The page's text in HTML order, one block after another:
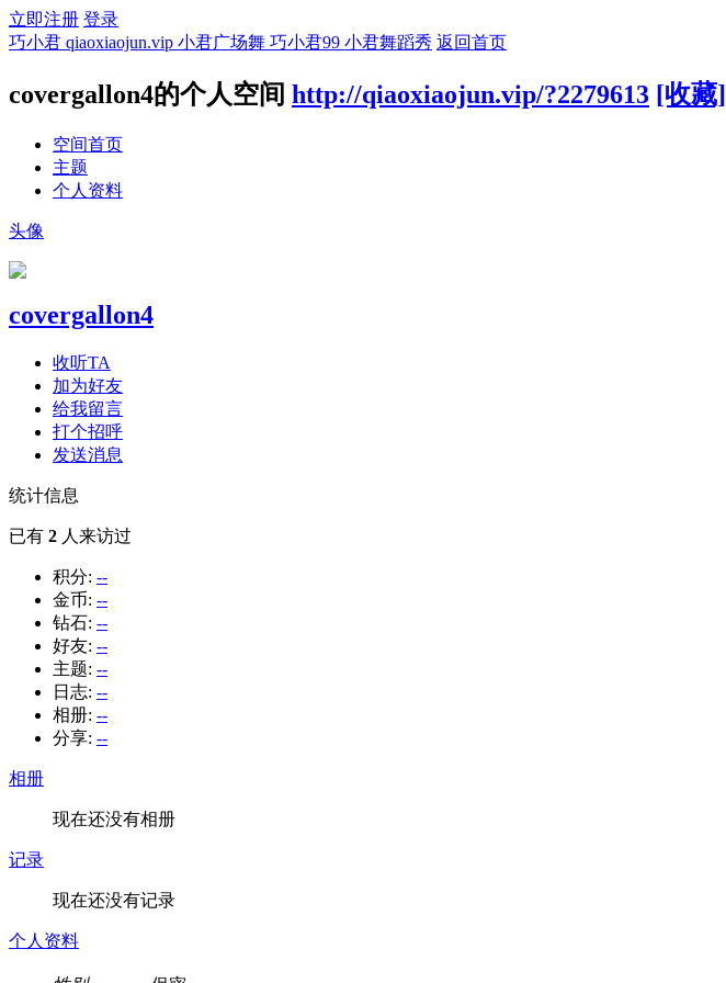
立即注册 登录
巧小君 qiaoxiaojun.vip 小君广场舞 巧小君99 小君舞蹈秀 返回首页
covergallon4的个人空间 http://qiaoxiaojun.vip/?2279613 [收藏]
空间首页
主题
个人资料
头像
covergallon4
收听TA
加为好友
给我留言
打个招呼
发送消息
统计信息
已有 2 人来访过
积分: --
金币: --
钻石: --
好友: --
主题: --
日志: --
相册: --
分享: --
相册
现在还没有相册
记录
现在还没有记录
个人资料